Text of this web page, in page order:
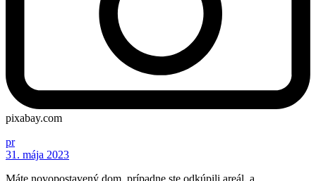
pixabay.com
pr
31. mája 2023
Máte novopostavený dom, prípadne ste odkúpili areál, a